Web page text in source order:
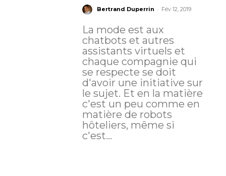
Bertrand Duperrin - Fév 12, 2019
La mode est aux
chatbots et autres
assistants virtuels et
chaque compagnie qui
se respecte se doit
d'avoir une initiative sur
le sujet. Et en la matière
c'est un peu comme en
matière de robots
hôteliers, même si
c'est...